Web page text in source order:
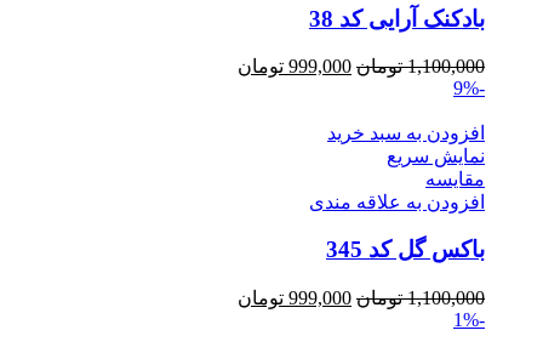
بادکنک آرایی کد 38
1,100,000 تومان Original
1,100,000 تومان.
999,000 تومان
-9%
افزودن به سبد خرید
نمایش سریع
مقايسه
افزودن به علاقه مندی
باکس گل کد 345
1,100,000 تومان Original
999,000 تومان
-1%